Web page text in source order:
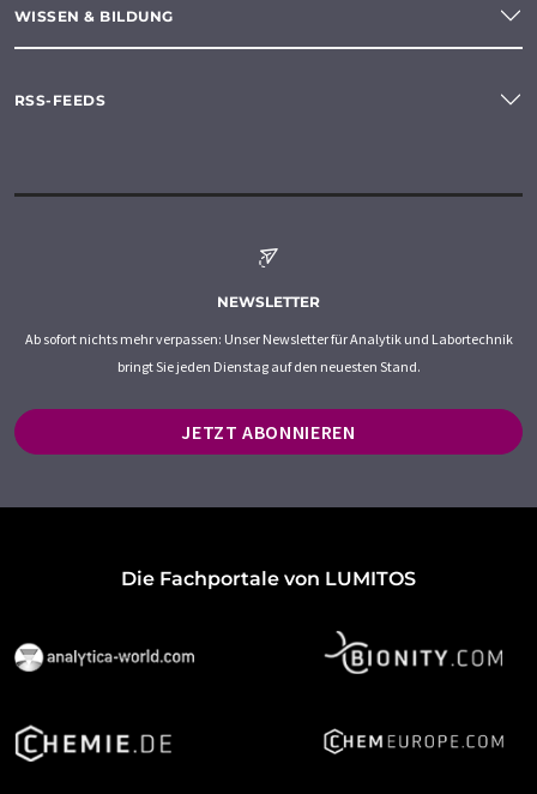
WISSEN & BILDUNG
RSS-FEEDS
NEWSLETTER
Ab sofort nichts mehr verpassen: Unser Newsletter für Analytik und Labortechnik
bringt Sie jeden Dienstag auf den neuesten Stand.
JETZT ABONNIEREN
Die Fachportale von LUMITOS